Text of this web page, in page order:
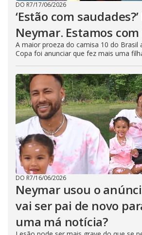
DO R7/17/06/2026
‘Estão com
Neymar. Estamos
A maior proeza do camisa 10 do Brasil
Copa foi anunciar que fez mais uma
DO R7/16/06/2026
Neymar usou o
vai ser pai de novo
uma má notícia?